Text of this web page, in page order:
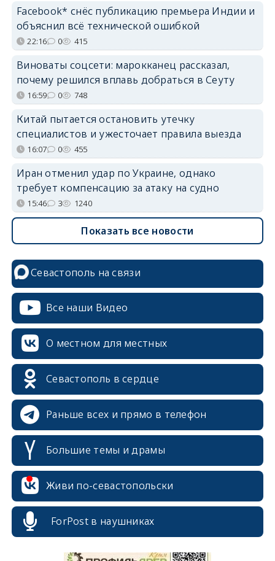
Facebook* снёс публикацию премьера Индии и
объяснил всё технической ошибкой
22:16 0 415
Виноваты соцсети: марокканец рассказал,
почему решился вплавь добраться в Сеуту
16:59 0 748
Китай пытается остановить утечку
специалистов и ужесточает правила выезда
16:07 0 455
Иран отменил удар по Украине, однако
требует компенсацию за атаку на судно
15:46 3 1240
Показать все новости
Севастополь на связи
Все наши Видео
О местном для местных
Севастополь в сердце
Раньше всех и прямо в телефон
Большие темы и драмы
Живи по-севастопольски
ForPost в наушниках